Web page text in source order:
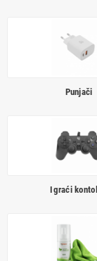
Punjači
Igraći